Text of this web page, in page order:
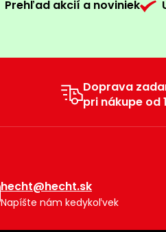
Prehľad akcií a noviniek
Doprava
pri nákupe od
hecht@hecht.sk
Napíšte nám kedykoľvek